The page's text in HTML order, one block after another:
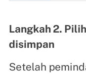
Langkah 2.
disimpan
Setelah